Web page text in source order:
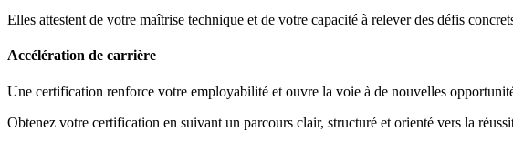
Elles attestent de votre maîtrise technique et de votre capacité à relever des défis
Accélération de carrière
Une certification renforce votre employabilité et ouvre la voie à de nouvelles
Obtenez votre certification en suivant un parcours clair, structuré et orienté vers la